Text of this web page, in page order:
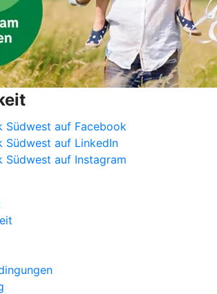
Südwest auf Facebook
Südwest auf LinkedIn
Südwest auf Instagram